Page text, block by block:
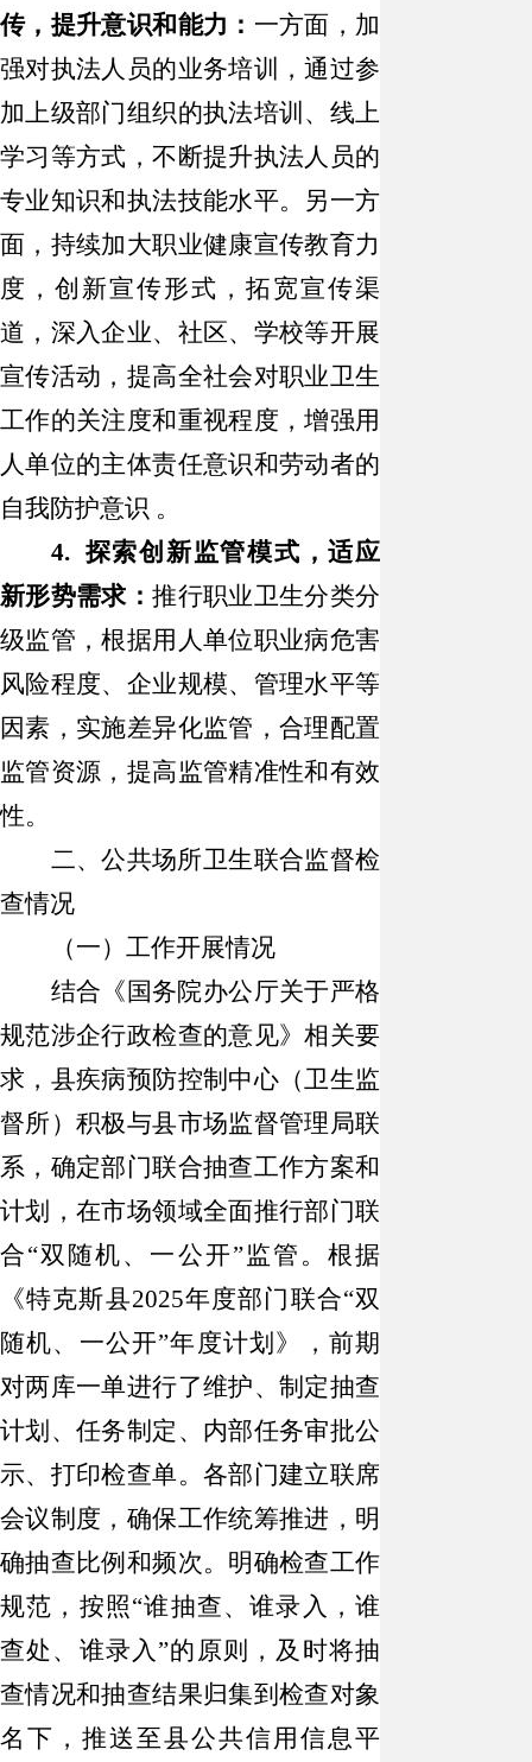
传，提升意识和能力： 一方面，加
强对执法人员的业务培训，通过参
加上级部门组织的执法培训、线上
学习等方式，不断提升执法人员的
专业知识和执法技能水平。另一方
面，持续加大职业健康宣传教育力
度，创新宣传形式，拓宽宣传渠
道，深入企业、社区、学校等开展
宣传活动，提高全社会对职业卫生
工作的关注度和重视程度，增强用
人单位的主体责任意识和劳动者的
自我防护意识 。
4. 探索创新监管模式，适应
新形势需求：推行职业卫生分类分
级监管，根据用人单位职业病危害
风险程度、企业规模、管理水平等
因素，实施差异化监管，合理配置
监管资源，提高监管精准性和有效
性。
二、公共场所卫生联合监督检
查情况
（一）工作开展情况
结合《国务院办公厅关于严格
规范涉企行政检查的意见》相关要
求，县疾病预防控制中心（卫生监
督所）积极与县市场监督管理局联
系，确定部门联合抽查工作方案和
计划，在市场领域全面推行部门联
合“双随机、一公开”监管。根据
《特克斯县2025年度部门联合“双
随机、一公开”年度计划》，前期
对两库一单进行了维护、制定抽查
计划、任务制定、内部任务审批公
示、打印检查单。各部门建立联席
会议制度，确保工作统筹推进，明
确抽查比例和频次。明确检查工作
规范，按照“谁抽查、谁录入，谁
查处、谁录入”的原则，及时将抽
查情况和抽查结果归集到检查对象
名下，推送至县公共信用信息平